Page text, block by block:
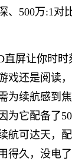
、500万:1对
直屏让你时时
戏还是阅读
为续航感到
为它配备了
航可达天，
得久，没电